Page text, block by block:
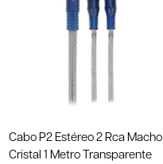
Cabo P2 Estéreo 2 Rca Macho
Cristal 1 Metro Transparente